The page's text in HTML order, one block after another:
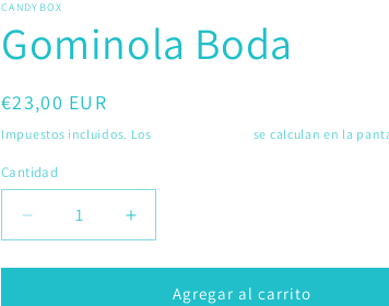
CANDYBOX
Gominola Boda
Precio
habitual
€23,00 EUR
Impuestos incluidos. Los se calculan en la
Cantidad
Reducir
cantidad
para
Aumentar
cantidad
para
Gominola
Agregar al carrito